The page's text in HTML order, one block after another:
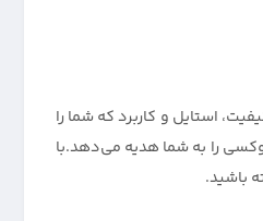
استایل و کاربرد که شما را
را به شما هدیه می‌دهد.با
باشید.